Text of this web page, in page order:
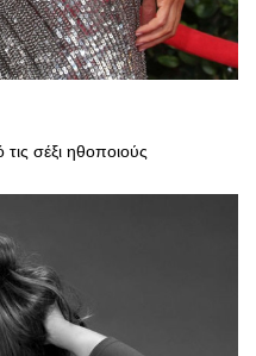
σέξι ηθοποιούς